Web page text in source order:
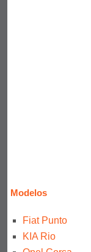
Modelos
Fiat Punto
KIA Rio